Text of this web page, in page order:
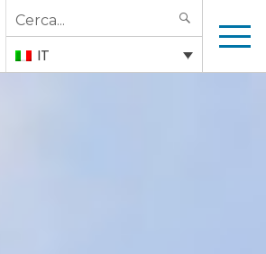
Search
for:
IT